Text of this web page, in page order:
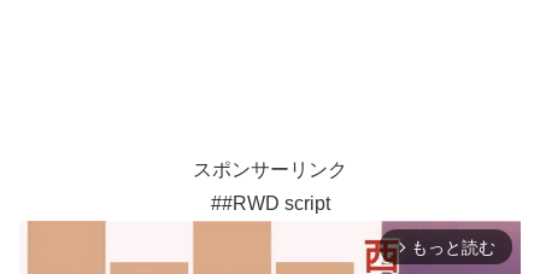
スポンサーリンク
##RWD script
arrow_forward_ios もっと読む